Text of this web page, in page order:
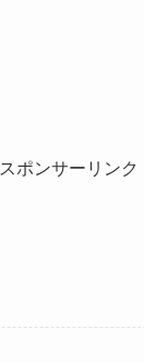
スポンサーリンク